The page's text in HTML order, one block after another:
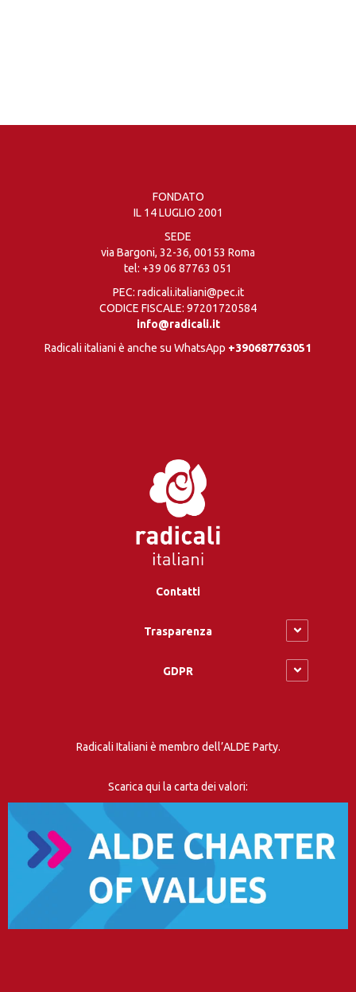
FONDATO
IL 14 LUGLIO 2001
SEDE
via Bargoni, 32-36, 00153 Roma
tel: +39 06 87763 051
PEC: radicali.italiani@pec.it
CODICE FISCALE: 97201720584
info@radicali.it
Radicali italiani è anche su WhatsApp +390687763051
Contatti
Trasparenza
GDPR
Radicali Italiani è membro dell’ALDE Party.
Scarica qui la carta dei valori: